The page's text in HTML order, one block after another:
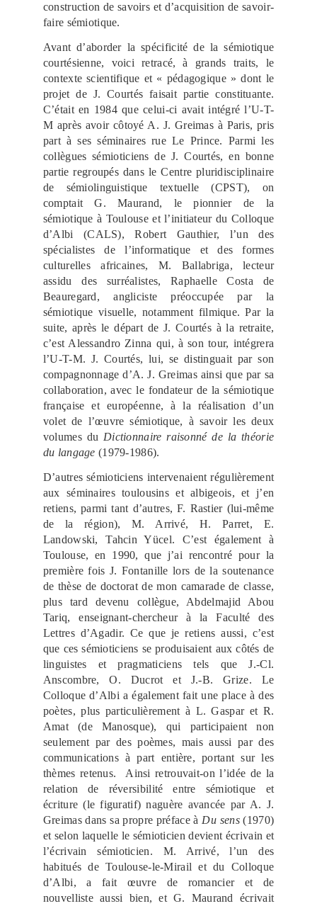
construction de savoirs et d’acquisition de savoir-
faire sémiotique.
Avant d’aborder la spécificité de la sémiotique
courtésienne, voici retracé, à grands traits, le
contexte scientifique et « pédagogique » dont le
projet de J. Courtés faisait partie constituante.
C’était en 1984 que celui-ci avait intégré l’U-T-
M après avoir côtoyé A. J. Greimas à Paris, pris
part à ses séminaires rue Le Prince. Parmi les
collègues sémioticiens de J. Courtés, en bonne
partie regroupés dans le Centre pluridisciplinaire
de sémiolinguistique textuelle (CPST), on
comptait G. Maurand, le pionnier de la
sémiotique à Toulouse et l’initiateur du Colloque
d’Albi (CALS), Robert Gauthier, l’un des
spécialistes de l’informatique et des formes
culturelles africaines, M. Ballabriga, lecteur
assidu des surréalistes, Raphaelle Costa de
Beauregard, angliciste préoccupée par la
sémiotique visuelle, notamment filmique. Par la
suite, après le départ de J. Courtés à la retraite,
c’est Alessandro Zinna qui, à son tour, intégrera
l’U-T-M. J. Courtés, lui, se distinguait par son
compagnonnage d’A. J. Greimas ainsi que par sa
collaboration, avec le fondateur de la sémiotique
française et européenne, à la réalisation d’un
volet de l’œuvre sémiotique, à savoir les deux
volumes du Dictionnaire raisonné de la théorie
du langage (1979-1986).
D’autres sémioticiens intervenaient régulièrement
aux séminaires toulousins et albigeois, et j’en
retiens, parmi tant d’autres, F. Rastier (lui-même
de la région), M. Arrivé, H. Parret, E.
Landowski, Tahcin Yücel. C’est également à
Toulouse, en 1990, que j’ai rencontré pour la
première fois J. Fontanille lors de la soutenance
de thèse de doctorat de mon camarade de classe,
plus tard devenu collègue, Abdelmajid Abou
Tariq, enseignant-chercheur à la Faculté des
Lettres d’Agadir. Ce que je retiens aussi, c’est
que ces sémioticiens se produisaient aux côtés de
linguistes et pragmaticiens tels que J.-Cl.
Anscombre, O. Ducrot et J.-B. Grize. Le
Colloque d’Albi a également fait une place à des
poètes, plus particulièrement à L. Gaspar et R.
Amat (de Manosque), qui participaient non
seulement par des poèmes, mais aussi par des
communications à part entière, portant sur les
thèmes retenus. Ainsi retrouvait-on l’idée de la
relation de réversibilité entre sémiotique et
écriture (le figuratif) naguère avancée par A. J.
Greimas dans sa propre préface à Du sens(1970)
et selon laquelle le sémioticien devient écrivain et
l’écrivain sémioticien. M. Arrivé, l’un des
habitués de Toulouse-le-Mirail et du Colloque
d’Albi, a fait œuvre de romancier et de
nouvelliste aussi bien, et G. Maurand écrivait